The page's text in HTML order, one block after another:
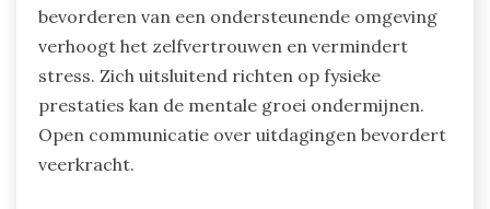
bevorderen van een ondersteunende omgeving
verhoogt het zelfvertrouwen en vermindert
stress. Zich uitsluitend richten op fysieke
prestaties kan de mentale groei ondermijnen.
Open communicatie over uitdagingen bevordert
veerkracht.